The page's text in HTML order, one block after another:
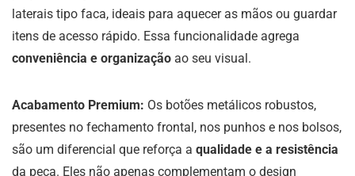
laterais tipo faca, ideais para aquecer as mãos ou guardar
itens de acesso rápido. Essa funcionalidade agrega
conveniência e organização ao seu visual.
Acabamento Premium: Os botões metálicos robustos,
presentes no fechamento frontal, nos punhos e nos bolsos,
são um diferencial que reforça a qualidade e a resistência
da peça. Eles não apenas complementam o design